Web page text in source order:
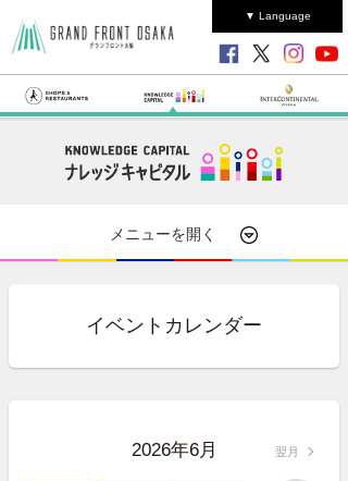
▼ Language
メニューを開く
イベントカレンダー
2026年6月 翌月